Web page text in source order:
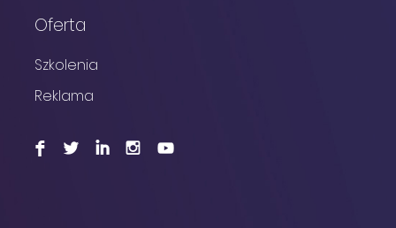
Oferta
Szkolenia
Reklama
F L I I